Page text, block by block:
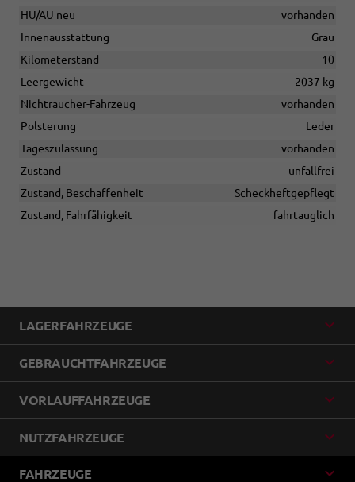
HU/AU neu
vorhanden
Innenausstattung
Grau
Kilometerstand
10
Leergewicht
2037 kg
Nichtraucher-Fahrzeug
vorhanden
Polsterung
Leder
Tageszulassung
vorhanden
Zustand
unfallfrei
Zustand, Beschaffenheit
Scheckheftgepflegt
Zustand, Fahrfähigkeit
fahrtauglich
LAGERFAHRZEUGE
GEBRAUCHTFAHRZEUGE
VORLAUFFAHRZEUGE
NUTZFAHRZEUGE
FAHRZEUGE